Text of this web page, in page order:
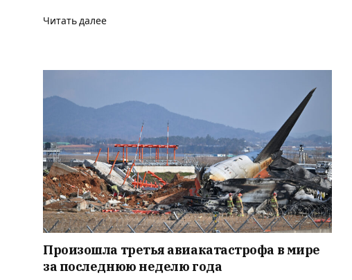
Читать далее
Произошла третья авиакатастрофа в мире
за последнюю неделю года